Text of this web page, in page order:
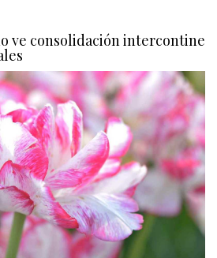
ve consolidación intercontine